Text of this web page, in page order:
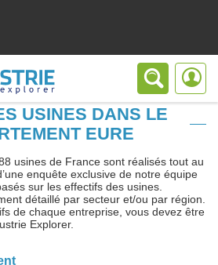
USINES DANS LE
EURE
usines de France sont réalisés tout au
enquête exclusive de notre équipe
sur les effectifs des usines.
détaillé par secteur et/ou par région.
de chaque entreprise, vous devez être
Explorer.